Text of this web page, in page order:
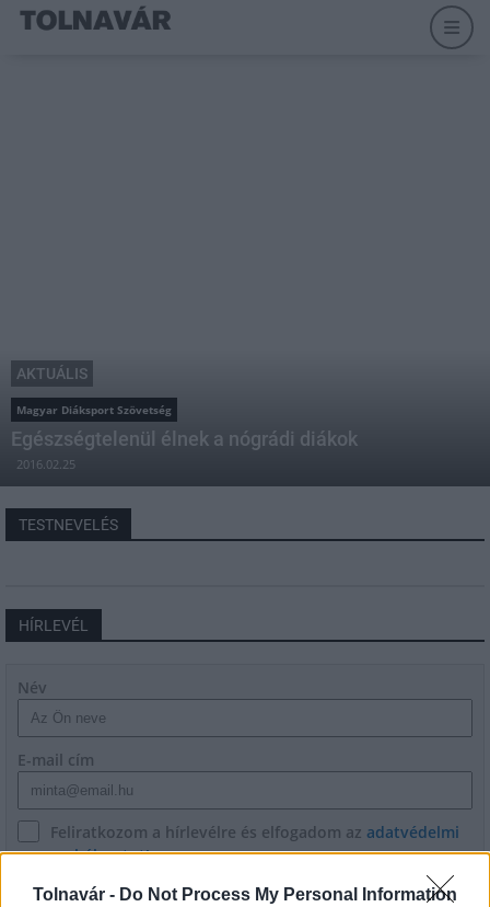
Tolnavár - Do Not Process My Personal Information
AKTUÁLIS
Magyar Diáksport Szövetség
Egészségtelenül élnek a nógrádi diákok
2016.02.25
TESTNEVELÉS
HÍRLEVÉL
Név
E-mail cím
Feliratkozom a hírlevélre és elfogadom az adatvédelmi
szabályzatot!
FELIRATKOZÁS